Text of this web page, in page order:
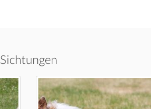
Sichtungen